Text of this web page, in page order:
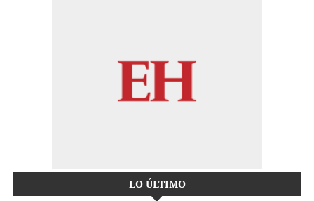
LO ÚLTIMO